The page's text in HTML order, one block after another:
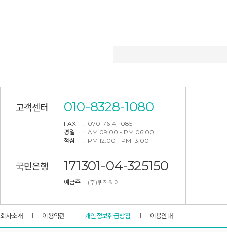
고객센터 010-8328-1080
FAX
: 070-7614-1085
평일
: AM 09:00 - PM 06:00
점심
: PM 12:00 - PM 13:00
국민은행 171301-04-325150
예금주 : (주)퀴진웨어
회사소개 이용약관 개인정보취급방침 이용안내